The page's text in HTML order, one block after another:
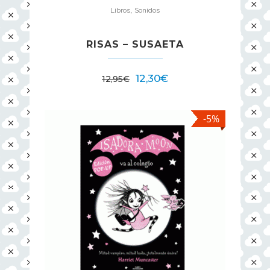
Libros Sonidos
RISAS – SUSAETA
12,95€ 12,30€
-5%